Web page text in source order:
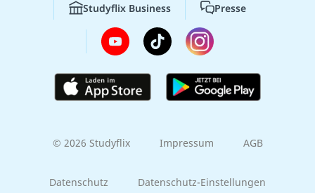
Studyflix Business Presse
© 2026 Studyflix Impressum AGB
Datenschutz Datenschutz-Einstellungen